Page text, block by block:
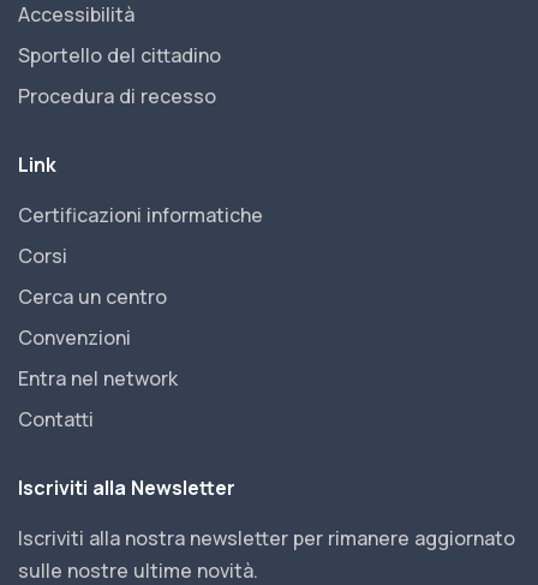
Accessibilità
Sportello del cittadino
Procedura di recesso
Link
Certificazioni informatiche
Corsi
Cerca un centro
Convenzioni
Entra nel network
Contatti
Iscriviti alla Newsletter
Iscriviti alla nostra newsletter per rimanere aggiornato
sulle nostre ultime novità.